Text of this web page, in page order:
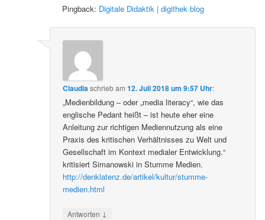
Pingback: Digitale Didaktik | digithek blog
Claudiaschriebam12. Juli 2018 um 9:57 Uhr:
„Medienbildung – oder „media literacy“, wie das
englische Pedant heißt – ist heute eher eine
Anleitung zur richtigen Mediennutzung als eine
Praxis des kritischen Verhältnisses zu Welt und
Gesellschaft im Kontext medialer Entwicklung.“
kritisiert Simanowski in Stumme Medien.
http://denklatenz.de/artikel/kultur/stumme-
medien.html
Antworten ↓